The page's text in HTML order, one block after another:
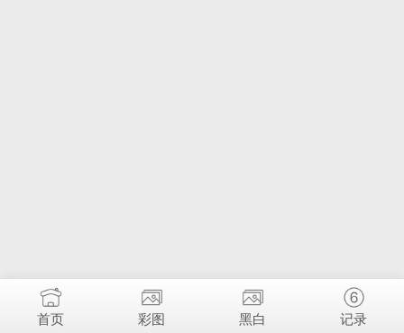
首页 彩图 黑白 记录